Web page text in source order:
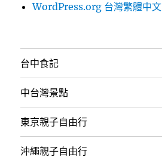
WordPress.org 台灣繁體中文
台中食記
中台灣景點
東京親子自由行
沖繩親子自由行